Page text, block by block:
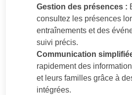
Gestion des présences :
consultez les présences
entraînements et des
suivi précis.
Communication
rapidement des
et leurs familles grâce à
intégrées.